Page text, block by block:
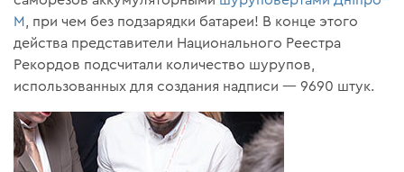
М
, при чем без подзарядки батареи! В конце этого
действа представители Национального Реестра
Рекордов подсчитали количество шурупов,
использованных для создания надписи — 9690 штук.